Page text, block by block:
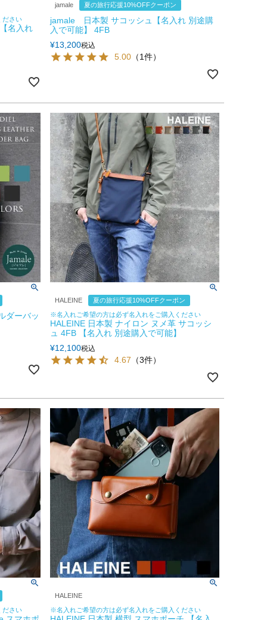
ださい
名入れ
jamale 夏の旅行応援10%OFFクーポン
jamale 日本製 サコッシュ【名入れ 別途購
入で可能】 4FB
¥13,200税込
5.00 （1件）
ダーバッ
HALEINE
夏の旅行応援10%OFFクーポン
※名入れご希望の方は必ず名入れをご購入ください
HALEINE 日本製 ナイロン ヌメ革 サコッシ
ュ 4FB 【名入れ 別途購入で可能】
¥12,100税込
4.67 （3件）
ださい
HALEINE
※名入れご希望の方は必ず名入れをご購入ください